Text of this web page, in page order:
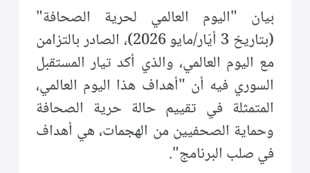
بيان "اليوم العالمي لحرية الصحافة"
(بتاريخ 3 أيّار/مايو 2026)، الصادر بالتزامن
مع اليوم العالمي، والذي أكد تيار المستقبل
السوري فيه أن "أهداف هذا اليوم العالمي،
المتمثلة في تقييم حالة حرية الصحافة
وحماية الصحفيين من الهجمات، هي أهداف
في صلب البرنامج".